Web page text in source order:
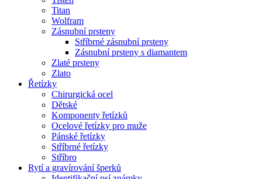
Titan
Wolfram
Zásnubní prsteny
Stříbrné zásnubní prsteny
Zásnubní prsteny s diamantem
Zlaté prsteny
Zlato
Řetízky
Chirurgická ocel
Dětské
Komponenty řetízků
Ocelové řetízky pro muže
Pánské řetízky
Stříbrné řetízky
Stříbro
Rytí a gravírování šperků